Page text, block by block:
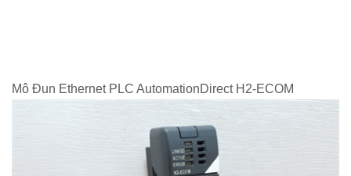
Mô Đun Ethernet PLC AutomationDirect H2-ECOM